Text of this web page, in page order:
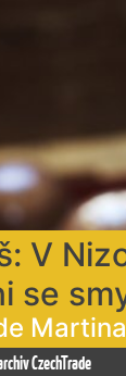
V
se
CzechTrade